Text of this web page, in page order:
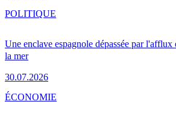
Une enclave espagnole dépassée par
la mer
30.07.2026
POLITIQUE
ÉCONOMIE